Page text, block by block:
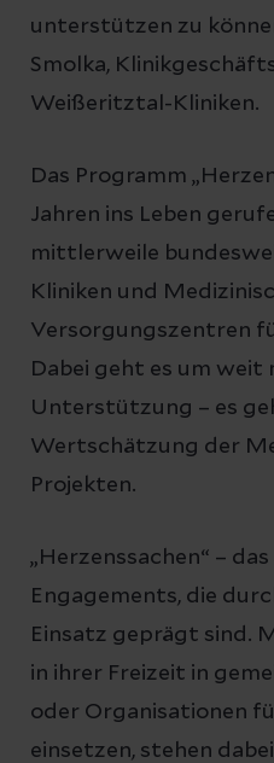
unterstützen zu
Smolka,
Weißeritztal-Kliniken.
Das Programm
Jahren ins Leben
mittlerweile
Kliniken und
Versorgungszentren
Dabei geht es um weit
Unterstützung – es
Wertschätzung der
Projekten.
„Herzenssachen“ –
Engagements, die
Einsatz geprägt sind.
in ihrer Freizeit in
oder Organisationen
einsetzen, stehen